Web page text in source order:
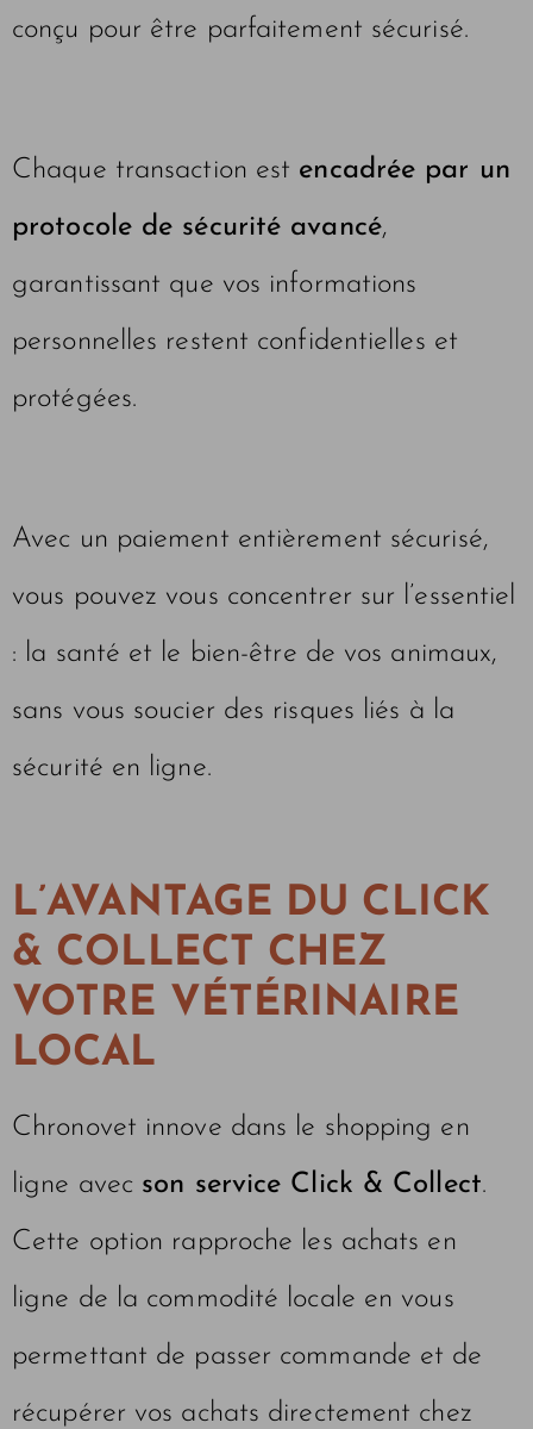
conçu pour être parfaitement sécurisé.
Chaque transaction est encadrée par un
protocole de sécurité avancé,
garantissant que vos informations
personnelles restent confidentielles et
protégées.
Avec un paiement entièrement sécurisé,
vous pouvez vous concentrer sur l’essentiel
: la santé et le bien-être de vos animaux,
sans vous soucier des risques liés à la
sécurité en ligne.
L’AVANTAGE DU CLICK
& COLLECT CHEZ
VOTRE VÉTÉRINAIRE
LOCAL
Chronovet innove dans le shopping en
ligne avec son service Click & Collect.
Cette option rapproche les achats en
ligne de la commodité locale en vous
permettant de passer commande et de
récupérer vos achats directement chez